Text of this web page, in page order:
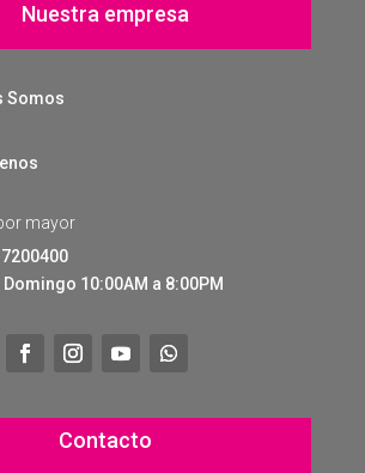
Nuestra empresa
Somos
mayor
Domingo 10:00AM a 8:00PM
Contacto